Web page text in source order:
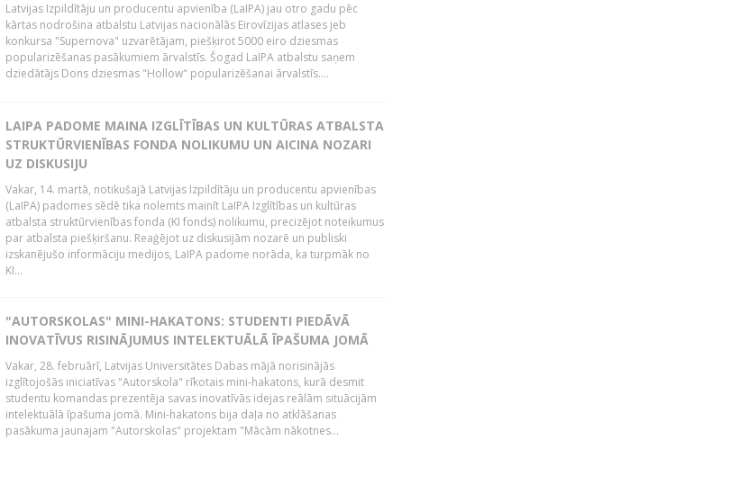
Latvijas Izpildītāju un producentu apvienība (LaIPA) jau otro gadu pēc
kārtas nodrošina atbalstu Latvijas nacionālās Eirovīzijas atlases jeb
konkursa "Supernova" uzvarētājam, piešķirot 5000 eiro dziesmas
popularizēšanas pasākumiem ārvalstīs. Šogad LaIPA atbalstu saņem
dziedātājs Dons dziesmas "Hollow" popularizēšanai ārvalstīs....
LAIPA PADOME MAINA IZGLĪTĪBAS UN KULTŪRAS ATBALSTA
STRUKTŪRVIENĪBAS FONDA NOLIKUMU UN AICINA NOZARI
UZ DISKUSIJU
Vakar, 14. martā, notikušajā Latvijas Izpildītāju un producentu apvienības
(LaIPA) padomes sēdē tika nolemts mainīt LaIPA Izglītības un kultūras
atbalsta struktūrvienības fonda (KI fonds) nolikumu, precizējot noteikumus
par atbalsta piešķiršanu. Reaģējot uz diskusijām nozarē un publiski
izskanējušo informāciju medijos, LaIPA padome norāda, ka turpmāk no
KI...
"AUTORSKOLAS" MINI-HAKATONS: STUDENTI PIEDĀVĀ
INOVATĪVUS RISINĀJUMUS INTELEKTUĀLĀ ĪPAŠUMA JOMĀ
Vakar, 28. februārī, Latvijas Universitātes Dabas mājā norisinājās
izglītojošās iniciatīvas "Autorskola" rīkotais mini-hakatons, kurā desmit
studentu komandas prezentēja savas inovatīvās idejas reālām situācijām
intelektuālā īpašuma jomā. Mini-hakatons bija daļa no atklāšanas
pasākuma jaunajam "Autorskolas" projektam "Mācām nākotnes...